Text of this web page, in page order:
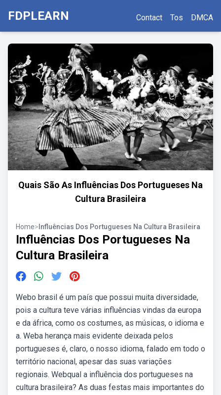
FDPLEARN Contact Tos DMCA
Quais São As Influências Dos Portugueses Na
Cultura Brasileira
Home> Influências Dos Portugueses Na Cultura Brasileira
Influências Dos Portugueses Na
Cultura Brasileira
Webo brasil é um país que possui muita diversidade,
pois a cultura teve várias influências vindas da europa
e da áfrica, como os costumes, as músicas, o idioma e
a. Weba herança mais evidente deixada pelos
portugueses é, claro, o nosso idioma, falado em todo o
território nacional, apesar das suas variações
regionais. Webqual a influência dos portugueses na
cultura brasileira? As duas festas mais importantes do